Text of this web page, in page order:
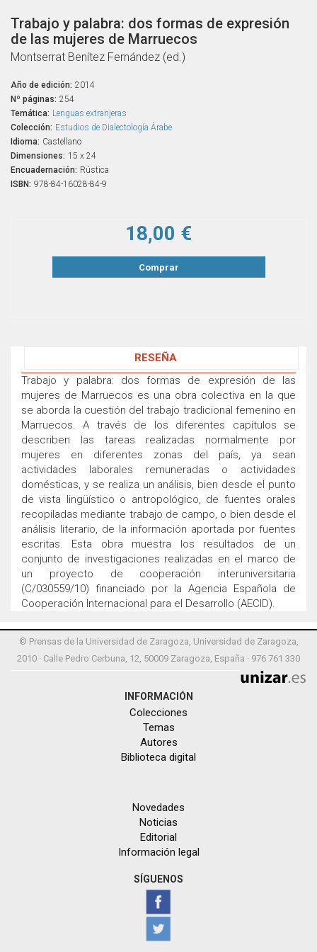
Trabajo y palabra: dos formas de expresión
de las mujeres de Marruecos
Montserrat Benítez Fernández (ed.)
Año de edición: 2014
Nº páginas: 254
Temática: Lenguas extranjeras
Colección: Estudios de Dialectología Árabe
Idioma: Castellano
Dimensiones: 15 x 24
Encuadernación: Rústica
ISBN: 978-84-16028-84-9
18,00 €
Comprar
RESEÑA
Trabajo y palabra: dos formas de expresión de las
mujeres de Marruecos es una obra colectiva en la que
se aborda la cuestión del trabajo tradicional femenino en
Marruecos. A través de los diferentes capítulos se
describen las tareas realizadas normalmente por
mujeres en diferentes zonas del país, ya sean
actividades laborales remuneradas o actividades
domésticas, y se realiza un análisis, bien desde el punto
de vista lingüístico o antropológico, de fuentes orales
recopiladas mediante trabajo de campo, o bien desde el
análisis literario, de la información aportada por fuentes
escritas. Esta obra muestra los resultados de un
conjunto de investigaciones realizadas en el marco de
un proyecto de cooperación interuniversitaria
(C/030559/10) financiado por la Agencia Española de
Cooperación Internacional para el Desarrollo (AECID).
© Prensas de la Universidad de Zaragoza, Universidad de Zaragoza,
2010 · Calle Pedro Cerbuna, 12, 50009 Zaragoza, España · 976 761 330
INFORMACIÓN
Colecciones
Temas
Autores
Biblioteca digital
Novedades
Noticias
Editorial
Información legal
SÍGUENOS